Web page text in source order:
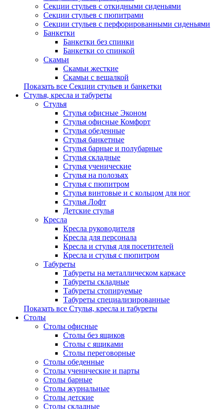
Секции стульев с откидными сиденьями
Секции стульев с пюпитрами
Секции стульев с перфорированными сиденьями
Банкетки
Банкетки без спинки
Банкетки со спинкой
Скамьи
Скамьи жесткие
Скамьи с вешалкой
Показать все Секции стульев и банкетки
Стулья, кресла и табуреты
Стулья
Стулья офисные Эконом
Стулья офисные Комфорт
Стулья обеденные
Стулья банкетные
Стулья барные и полубарные
Стулья складные
Стулья ученические
Стулья на полозьях
Стулья с пюпитром
Стулья винтовые и с кольцом для ног
Стулья Лофт
Детские стулья
Кресла
Кресла руководителя
Кресла для персонала
Кресла и стулья для посетителей
Кресла и стулья с пюпитром
Табуреты
Табуреты на металлическом каркасе
Табуреты складные
Табуреты стопируемые
Табуреты специализированные
Показать все Стулья, кресла и табуреты
Столы
Столы офисные
Столы без ящиков
Столы с ящиками
Столы переговорные
Столы обеденные
Столы ученические и парты
Столы барные
Столы журнальные
Столы детские
Столы складные